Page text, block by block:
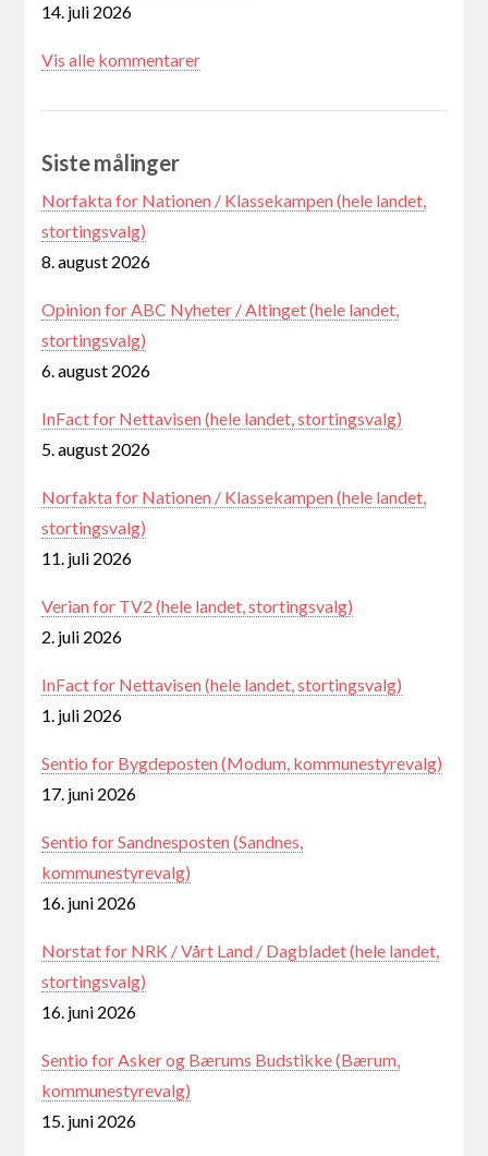
14. juli 2026
Vis alle kommentarer
Siste målinger
Norfakta for Nationen / Klassekampen (hele landet,
stortingsvalg)
8. august 2026
Opinion for ABC Nyheter / Altinget (hele landet,
stortingsvalg)
6. august 2026
InFact for Nettavisen (hele landet, stortingsvalg)
5. august 2026
Norfakta for Nationen / Klassekampen (hele landet,
stortingsvalg)
11. juli 2026
Verian for TV2 (hele landet, stortingsvalg)
2. juli 2026
InFact for Nettavisen (hele landet, stortingsvalg)
1. juli 2026
Sentio for Bygdeposten (Modum, kommunestyrevalg)
17. juni 2026
Sentio for Sandnesposten (Sandnes,
kommunestyrevalg)
16. juni 2026
Norstat for NRK / Vårt Land / Dagbladet (hele landet,
stortingsvalg)
16. juni 2026
Sentio for Asker og Bærums Budstikke (Bærum,
kommunestyrevalg)
15. juni 2026